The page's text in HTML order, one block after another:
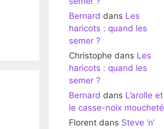
Bernard dans Les
haricots : quand les
semer ?
Christophe dans Les
haricots : quand les
semer ?
Bernard dans L’arolle et
le casse-noix moucheté
Florent dans Steve ‘n’